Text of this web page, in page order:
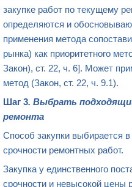
закупке работ по текущему
определяются и
применения метода
рынка) как приоритетного
Закон), ст. 22, ч. 6]. Может
метод (Закон, ст. 22, ч. 9.1).
Шаг 3. Выбрать
ремонта
Способ закупки выбирается
срочности ремонтных работ.
Закупка у единственного
срочности и невысокой цены